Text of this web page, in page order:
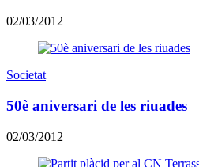
02/03/2012
Societat
50è aniversari de les riuades
02/03/2012